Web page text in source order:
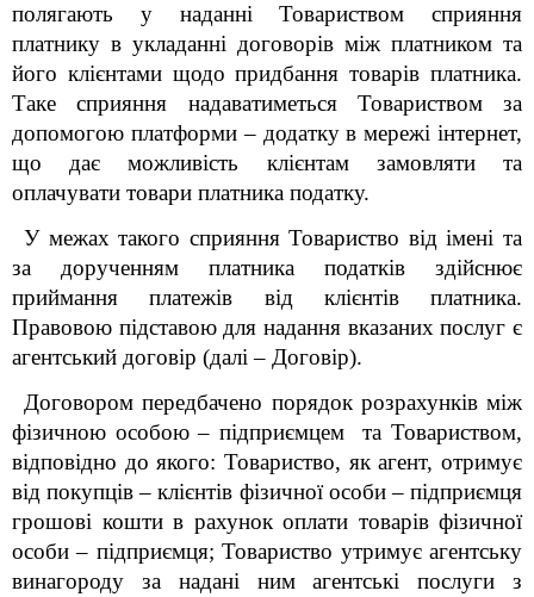
полягають у наданні Товариством сприяння
платнику в укладанні договорів між платником та
його клієнтами щодо придбання товарів платника.
Таке сприяння надаватиметься Товариством за
допомогою платформи – додатку в мережі інтернет,
що дає можливість клієнтам замовляти та
оплачувати товари платника податку.
У межах такого сприяння Товариство від імені та
за дорученням платника податків здійснює
приймання платежів від клієнтів платника.
Правовою підставою для надання вказаних послуг є
агентський договір (далі – Договір).
Договором передбачено порядок розрахунків між
фізичною особою – підприємцем та Товариством,
відповідно до якого: Товариство, як агент, отримує
від покупців – клієнтів фізичної особи – підприємця
грошові кошти в рахунок оплати товарів фізичної
особи – підприємця; Товариство утримує агентську
винагороду за надані ним агентські послуги з